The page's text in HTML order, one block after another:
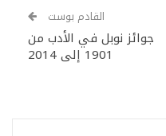
القادم بوست
جوائز نوبل في الأدب من
1901 إلى 2014